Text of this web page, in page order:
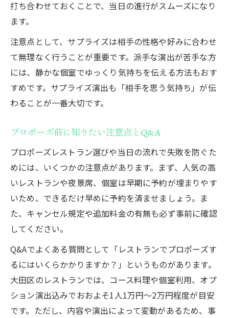
打ち合わせておくことで、当日の進行がスムーズになり
ます。
注意点として、サプライズは相手の性格や好みに合わせ
て無理なく行うことが重要です。派手な演出が苦手な方
には、静かな個室でゆっくり気持ちを伝える方法もおす
すめです。サプライズ演出も「相手を思う気持ち」が伝
わることが一番大切です。
プロポーズ前に知りたい注意点とQ&A
プロポーズレストラン選びや当日の流れで失敗を防ぐた
めには、いくつかの注意点があります。まず、人気の高
いレストランや夜景席、個室は早期に予約が埋まりやす
いため、できるだけ早めに予約を済ませましょう。ま
た、キャンセル規定や追加料金の有無も必ず事前に確認
してください。
Q&Aでよくある質問として「レストランでプロポーズす
るにはいくらかかりますか？」というものがあります。
大田区のレストランでは、コース料理や個室利用、オプ
ション演出込みでおおよそ1人1万円〜2万円程度が目安
です。ただし、内容や演出によって変動があるため、事